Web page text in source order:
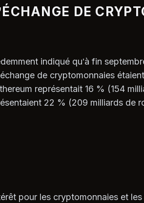
DE
indiqué qu’à fin
de cryptomonnaies
représentait 16 % (154
22 % (209 milliards de
pour les cryptomonnaies et